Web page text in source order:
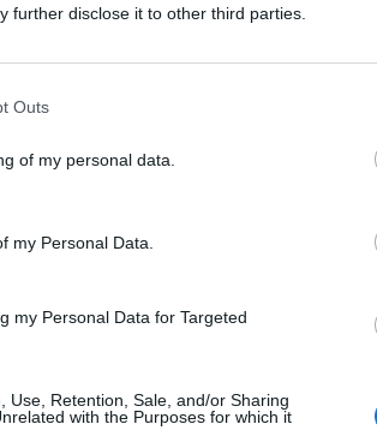
further disclose it to other third parties.
Outs
of my personal data.
my Personal Data.
my Personal Data for Targeted
Use, Retention, Sale, and/or Sharing
with the Purposes for which it
au petit doigt pour
.
MONTRENT QU'IL